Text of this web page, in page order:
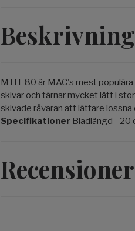
Beskrivning
MTH-80 är MAC's mest
skivar och tärnar mycket lätt i
skivade råvaran att lättare
Specifikationer Bladlängd - 20
Recensioner